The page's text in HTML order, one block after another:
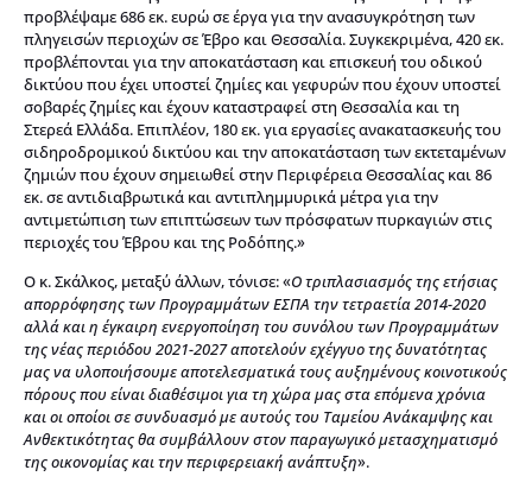
προβλέψαμε 686 εκ. ευρώ σε έργα για την ανασυγκρότηση των
πληγεισών περιοχών σε Έβρο και Θεσσαλία. Συγκεκριμένα, 420 εκ.
προβλέπονται για την αποκατάσταση και επισκευή του οδικού
δικτύου που έχει υποστεί ζημίες και γεφυρών που έχουν υποστεί
σοβαρές ζημίες και έχουν καταστραφεί στη Θεσσαλία και τη
Στερεά Ελλάδα. Επιπλέον, 180 εκ. για εργασίες ανακατασκευής του
σιδηροδρομικού δικτύου και την αποκατάσταση των εκτεταμένων
ζημιών που έχουν σημειωθεί στην Περιφέρεια Θεσσαλίας και 86
εκ. σε αντιδιαβρωτικά και αντιπλημμυρικά μέτρα για την
αντιμετώπιση των επιπτώσεων των πρόσφατων πυρκαγιών στις
περιοχές του Έβρου και της Ροδόπης.»
Ο κ. Σκάλκος, μεταξύ άλλων, τόνισε: «Ο τριπλασιασμός της ετήσιας
απορρόφησης των Προγραμμάτων ΕΣΠΑ την τετραετία 2014-2020
αλλά και η έγκαιρη ενεργοποίηση του συνόλου των Προγραμμάτων
της νέας περιόδου 2021-2027 αποτελούν εχέγγυο της δυνατότητας
μας να υλοποιήσουμε αποτελεσματικά τους αυξημένους κοινοτικούς
πόρους που είναι διαθέσιμοι για τη χώρα μας στα επόμενα χρόνια
και οι οποίοι σε συνδυασμό με αυτούς του Ταμείου Ανάκαμψης και
Ανθεκτικότητας θα συμβάλλουν στον παραγωγικό μετασχηματισμό
της οικονομίας και την περιφερειακή ανάπτυξη».